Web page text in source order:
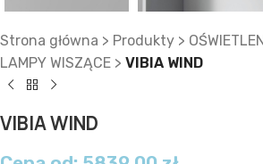
Strona główna > Produkty >
LAMPY WISZĄCE > VIBIA WIND
VIBIA WIND